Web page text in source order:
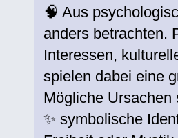
🧠 Aus
anders betrachten.
Interessen,
spielen dabei eine
Mögliche Ursachen
✨ symbolische